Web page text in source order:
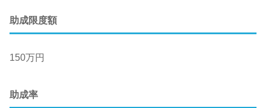
助成限度額
150万円
助成率